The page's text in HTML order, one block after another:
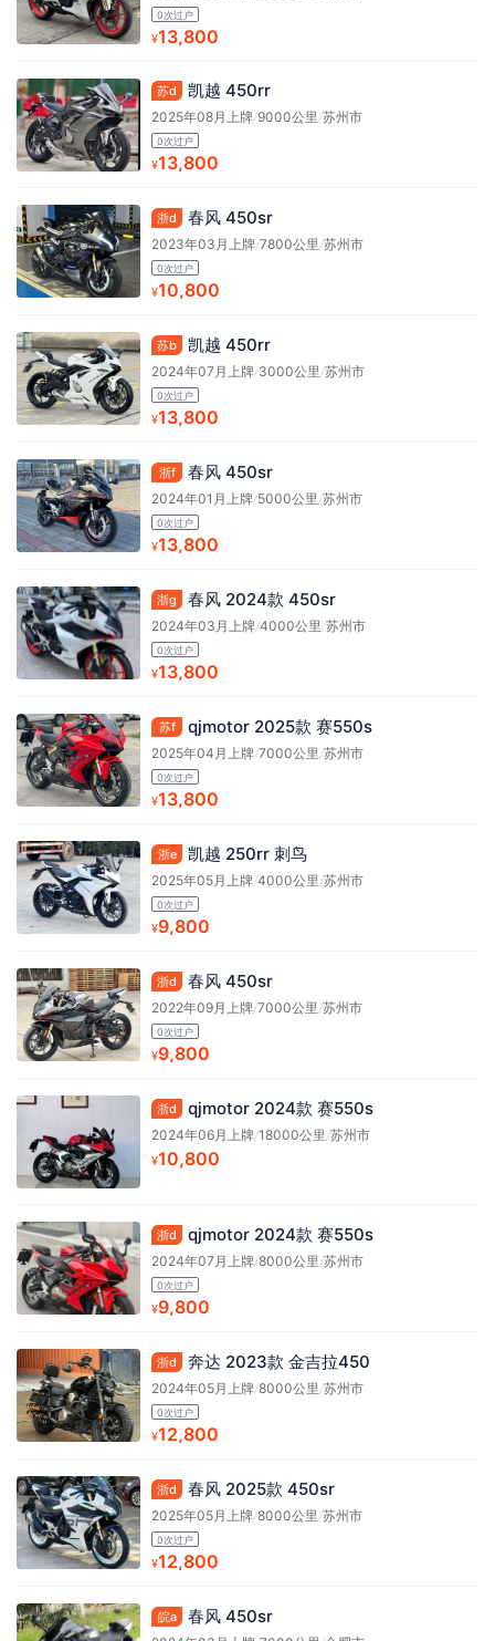
0次过户
¥13,800
苏d 凯越 450rr
2025年08月上牌/9000公里/苏州市
0次过户
¥13,800
浙d 春风 450sr
2023年03月上牌/7800公里/苏州市
0次过户
¥10,800
苏b 凯越 450rr
2024年07月上牌/3000公里/苏州市
0次过户
¥13,800
浙f 春风 450sr
2024年01月上牌/5000公里/苏州市
0次过户
¥13,800
浙g 春风 2024款 450sr
2024年03月上牌/4000公里/苏州市
0次过户
¥13,800
苏f qjmotor 2025款 赛550s
2025年04月上牌/7000公里/苏州市
0次过户
¥13,800
浙e 凯越 250rr 刺鸟
2025年05月上牌/4000公里/苏州市
0次过户
¥9,800
浙d 春风 450sr
2022年09月上牌/7000公里 /苏州市
0次过户
¥9,800
浙d qjmotor 2024款 赛550s
2024年06月上牌/18000公里 /苏州市
¥10,800
浙d qjmotor 2024款 赛550s
2024年07月上牌/8000公里 /苏州市
0次过户
¥9,800
浙d 奔达 2023款 金吉拉450
2024年05月上牌/8000公里 /苏州市
0次过户
¥12,800
浙d 春风 2025款 450sr
2025年05月上牌/8000公里 /苏州市
0次过户
¥12,800
皖a 春风 450sr